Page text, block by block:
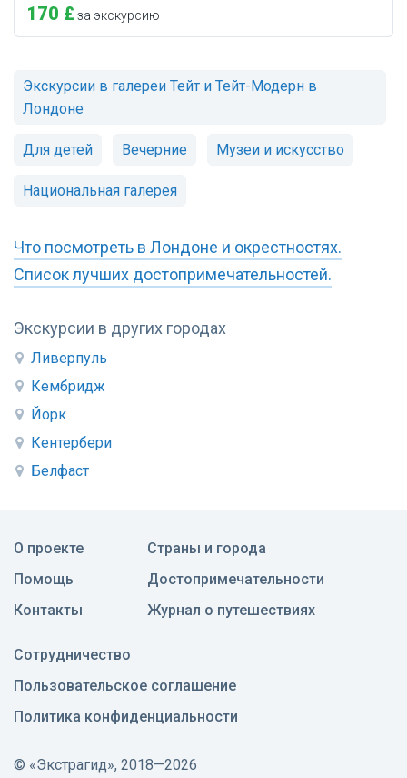
Экскурсии в других городах
Ливерпуль
Кембридж
Йорк
Кентербери
Белфаст
170 £ за экскурсию
Экскурсии в галереи Тейт и Тейт-Модерн в
Лондоне
Для детей Вечерние Музеи и искусство
Национальная галерея
Что посмотреть в Лондоне и окрестностях.
Список лучших достопримечательностей.
О проекте
Помощь
Контакты
Страны и города
Достопримечательности
Журнал о путешествиях
Сотрудничество
Пользовательское соглашение
Политика конфиденциальности
© «Экстрагид», 2018—2026